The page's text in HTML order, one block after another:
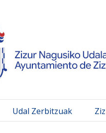
Udal Zerbitzuak